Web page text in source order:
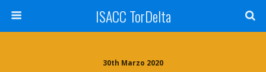
ISACC TorDelta
30th Marzo 2020